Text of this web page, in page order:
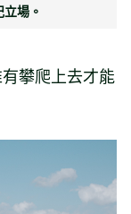
場。
攀爬上去才能